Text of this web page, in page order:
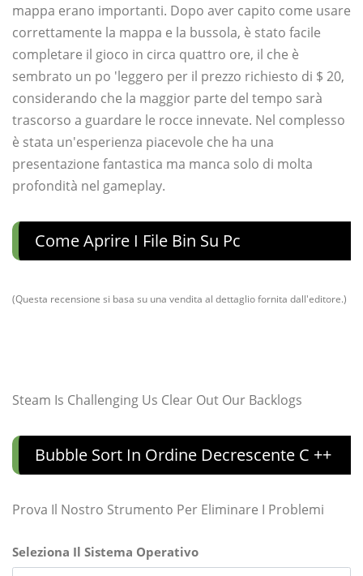
mappa erano importanti. Dopo aver capito come usare
correttamente la mappa e la bussola, è stato facile
completare il gioco in circa quattro ore, il che è
sembrato un po 'leggero per il prezzo richiesto di $ 20,
considerando che la maggior parte del tempo sarà
trascorso a guardare le rocce innevate. Nel complesso
è stata un'esperienza piacevole che ha una
presentazione fantastica ma manca solo di molta
profondità nel gameplay.
Come Aprire I File Bin Su Pc
(Questa recensione si basa su una vendita al dettaglio fornita dall'editore.)
Steam Is Challenging Us Clear Out Our Backlogs
Bubble Sort In Ordine Decrescente C ++
Prova Il Nostro Strumento Per Eliminare I Problemi
Seleziona Il Sistema Operativo